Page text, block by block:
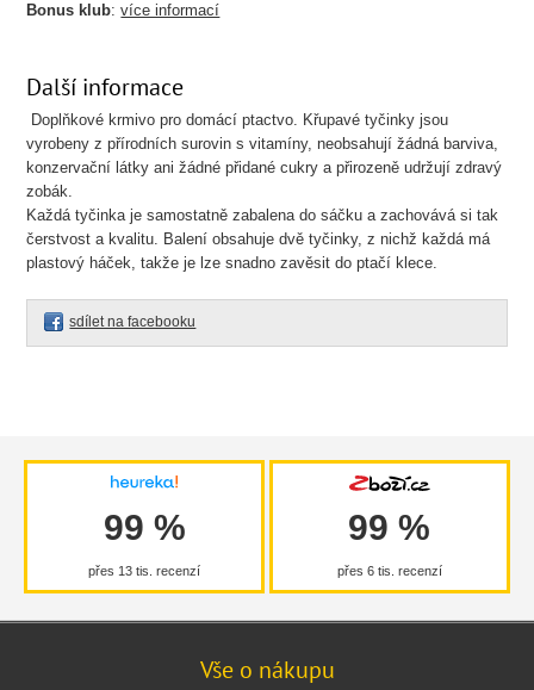
Bonus klub:více informací
Další informace
Doplňkové krmivo pro domácí ptactvo. Křupavé tyčinky jsou
vyrobeny z přírodních surovin s vitamíny, neobsahují žádná barviva,
konzervační látky ani žádné přidané cukry a přirozeně udržují zdravý
zobák.
Každá tyčinka je samostatně zabalena do sáčku a zachovává si tak
čerstvost a kvalitu. Balení obsahuje dvě tyčinky, z nichž každá má
plastový háček, takže je lze snadno zavěsit do ptačí klece.
sdílet na facebooku
99 %
přes 13 tis. recenzí
99 %
přes 6 tis. recenzí
Vše o nákupu